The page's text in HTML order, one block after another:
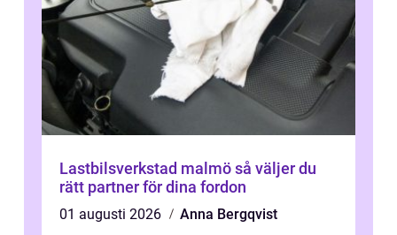
Lastbilsverkstad malmö så väljer du
rätt partner för dina fordon
01 augusti 2026
Anna Bergqvist